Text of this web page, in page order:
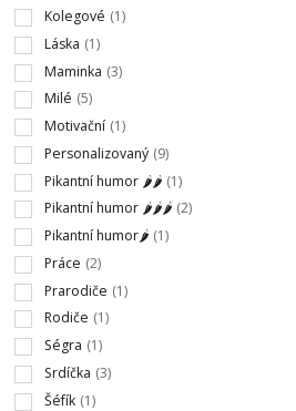
Kolegové (1)
Láska (1)
Maminka (3)
Milé (5)
Motivační (1)
Personalizovaný (9)
Pikantní humor 🌶🌶 (1)
Pikantní humor 🌶🌶🌶 (2)
Pikantní humor🌶 (1)
Práce (2)
Prarodiče (1)
Rodiče (1)
Ségra (1)
Srdíčka (3)
Šéfík (1)